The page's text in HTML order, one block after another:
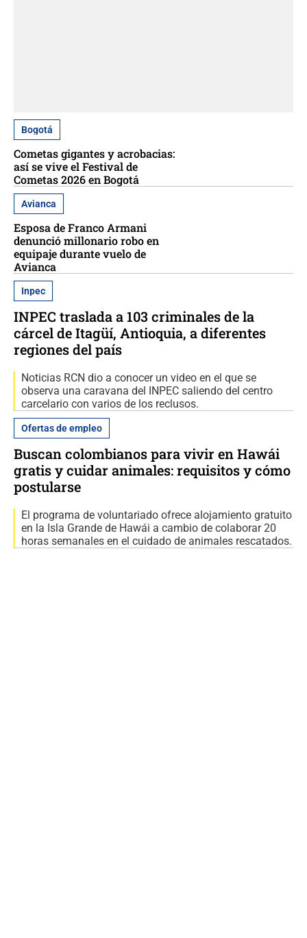
Bogotá
Cometas gigantes y acrobacias:
así se vive el Festival de
Cometas 2026 en Bogotá
Avianca
Esposa de Franco Armani
denunció millonario robo en
equipaje durante vuelo de
Avianca
Inpec
INPEC traslada a 103 criminales de la
cárcel de Itagüí, Antioquia, a diferentes
regiones del país
Noticias RCN dio a conocer un video en el que se
observa una caravana del INPEC saliendo del centro
carcelario con varios de los reclusos.
Ofertas de empleo
Buscan colombianos para vivir en Hawái
gratis y cuidar animales: requisitos y cómo
postularse
El programa de voluntariado ofrece alojamiento gratuito
en la Isla Grande de Hawái a cambio de colaborar 20
horas semanales en el cuidado de animales rescatados.